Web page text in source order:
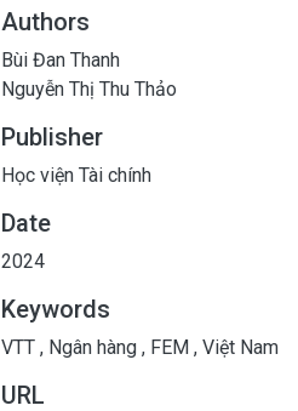
thông tin và rủi ro ngân hàng
quả này nhấn mạnh sự quan trọng
quản lý đòn bẩy tài chính nhằm
Authors
Bùi Đan Thanh
Nguyễn Thị Thu Thảo
Publisher
Học viện Tài chính
Date
2024
Keywords
VTT , Ngân hàng , FEM , Việt Nam
URL